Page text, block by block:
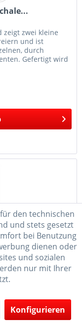
zeigt zwei kleine
und ist
durch
Gefertigt wird
und...
Fensterbildes der
Akzent enthält.
wird liebevoll im
den technischen
und stets gesetzt
bei Benutzung
dienen oder
und sozialen
nur mit Ihrer
Konfigurieren